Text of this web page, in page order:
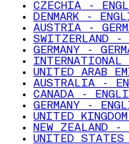
CZECHIA -
DENMARK -
AUSTRIA -
SWITZERLAND -
GERMANY -
UNITED ARAB
AUSTRALIA -
CANADA -
GERMANY -
UNITED
NEW ZEALAND -
UNITED